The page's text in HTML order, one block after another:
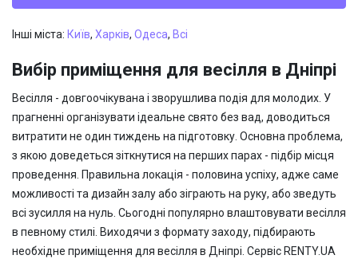
Інші міста: Київ, Харків, Одеса, Всі
Вибір приміщення для весілля в Дніпрі
Весілля - довгоочікувана і зворушлива подія для молодих. У
прагненні організувати ідеальне свято без вад, доводиться
витратити не один тиждень на підготовку. Основна проблема,
з якою доведеться зіткнутися на перших парах - підбір місця
проведення. Правильна локація - половина успіху, адже саме
можливості та дизайн залу або зіграють на руку, або зведуть
всі зусилля на нуль. Сьогодні популярно влаштовувати весілля
в певному стилі. Виходячи з формату заходу, підбирають
необхідне приміщення для весілля в Дніпрі. Сервіс RENTY.UA